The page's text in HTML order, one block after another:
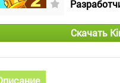
Скачать